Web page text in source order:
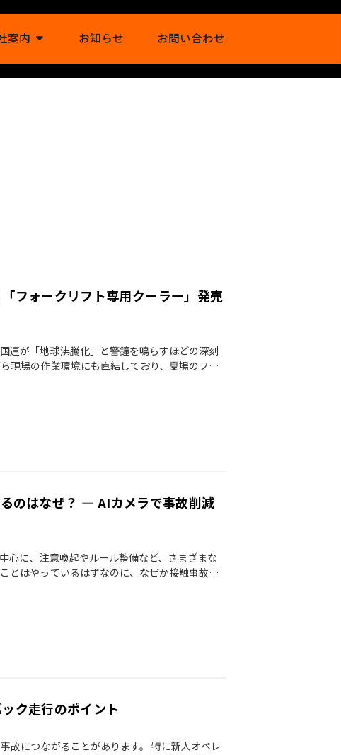
案内 お知らせ お問い合わせ
フォークリフト専用クーラー」発売
連が「地球沸騰化」と警鐘を鳴らすほどの深刻
現場の作業環境にも直結しており、夏場のフォ
のはなぜ？ ― AIカメラで事故削減
心に、注意喚起やルール整備など、さまざまな
とはやっているはずなのに、なぜか接触事故が
ク走行のポイント
故につながることがあります。 特に新人オペレ